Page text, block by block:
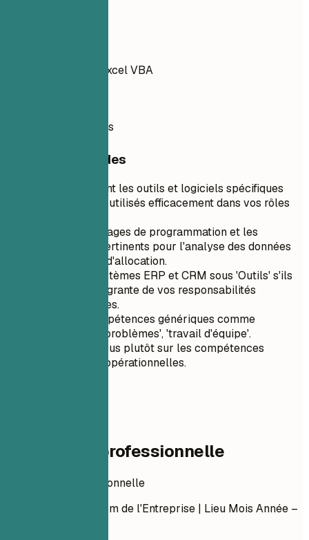
Microsoft Access, Excel VBA
Tableau, IBM Cognos
Conseils rapides
Mettez en avant les outils et logiciels spécifiques
que vous avez utilisés efficacement dans vos rôles
Listez les langages de programmation et les
frameworks pertinents pour l'analyse des données
et la stratégie d'allocation.
Incluez les systèmes ERP et CRM sous 'Outils' s'ils
font partie intégrante de vos responsabilités
professionnelles.
Évitez les compétences génériques comme
'résolution de problèmes', 'travail d'équipe'.
Concentrez-vous plutôt sur les compétences
techniques et opérationnelles.
Expérience professionnelle
Expérience professionnelle
| Nom de l'Entreprise | Lieu Mois Année –